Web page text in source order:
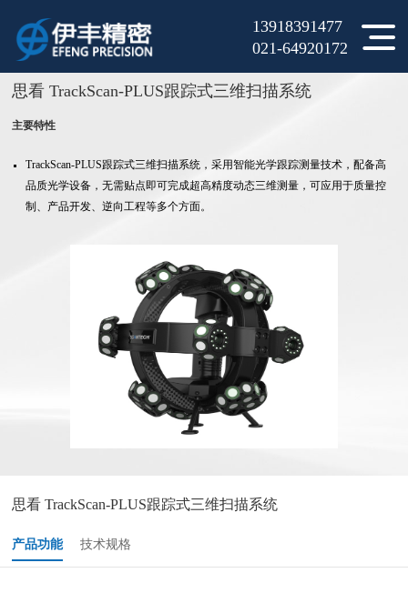
13918391477
021-64920172
当前位置： 产品中心>三维扫描仪 跟踪式三维扫描仪>
思看 TrackScan-PLUS跟踪式三维扫描系统
主要特性
TrackScan-PLUS跟踪式三维扫描系统，采用智能光学跟踪测量技术，配备高
品质光学设备，无需贴点即可完成超高精度动态三维测量，可应用于质量控
制、产品开发、逆向工程等多个方面。
思看 TrackScan-PLUS跟踪式三维扫描系统
产品功能 技术规格